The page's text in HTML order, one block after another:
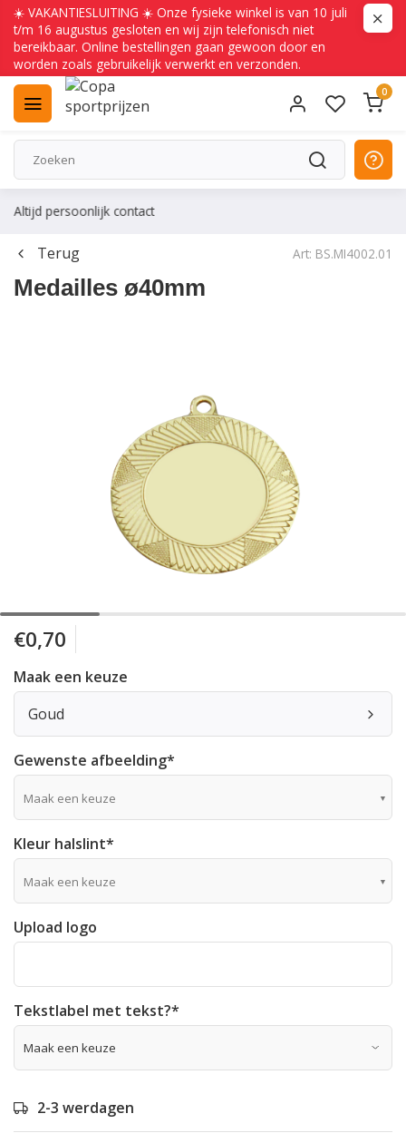
☀️ VAKANTIESLUITING ☀️ Onze fysieke winkel is van 10 juli
t/m 16 augustus gesloten en wij zijn telefonisch niet
bereikbaar. Online bestellingen gaan gewoon door en
worden zoals gebruikelijk verwerkt en verzonden.
0
Altijd persoonlijk contact
Terug Art: BS.MI4002.01
Medailles ø40mm
€0,70
Maak een keuze
Goud
Gewenste afbeelding*
Maak een keuze
Kleur halslint*
Maak een keuze
Upload logo
Tekstlabel met tekst?*
2-3 werdagen